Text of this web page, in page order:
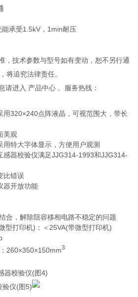
能承受1.5kV，1min耐压
，技术参数与型号如有变动，恕不另行通
将追究法律责任。
请进入 产品中心 。服务热线：
用320×240点阵液晶，可视范围大，带长
美观
特大字体显示，方便用户观测
感器校验仪满足JJG314-1993和JJG314-
比错误
器开放功能
合，解除阻容移相电路不稳定的问题
型打印机)；＜25VA(带微型打印机)
260×350×150mm3